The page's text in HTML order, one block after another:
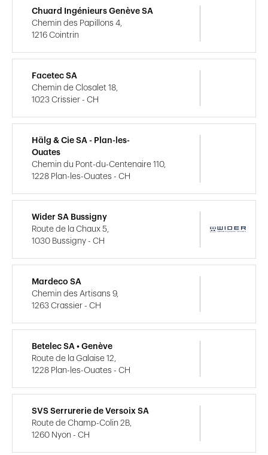
Chuard Ingénieurs Genève SA
Chemin des Papillons 4,
1216 Cointrin
Facetec SA
Chemin de Closalet 18,
1023 Crissier - CH
Hälg & Cie SA - Plan-les-
Ouates
Chemin du Pont-du-Centenaire 110,
1228 Plan-les-Ouates - CH
Wider SA Bussigny
Route de la Chaux 5,
1030 Bussigny - CH
Mardeco SA
Chemin des Artisans 9,
1263 Crassier - CH
Betelec SA • Genève
Route de la Galaise 12,
1228 Plan-les-Ouates - CH
SVS Serrurerie de Versoix SA
Route de Champ-Colin 2B,
1260 Nyon - CH